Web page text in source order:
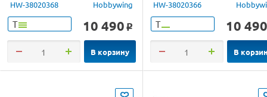
1626SD-6500KV (30A, 1/28)
влагозащита
HW-38020368 Hobbywing
Т 10 490 o
В корзину
1626SD-3500KV (30A, 1/28)
влагозащита
HW-38020366
Т 10 490
В